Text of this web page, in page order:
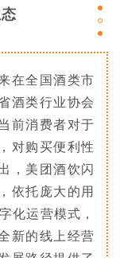
在全国酒类市
酒类行业协会
前消费者对于
对购买便利性
，美团酒饮闪
依托庞大的用
化运营模式，
新的线上经营